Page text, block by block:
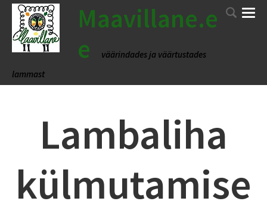
Maavillane.e
e
väärindades ja väärtustades
lammast
Lambaliha
külmutamise